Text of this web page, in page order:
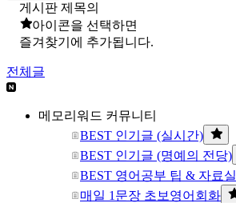
게시판 제목의
아이콘을 선택하면
즐겨찾기에 추가됩니다.
전체글
메모리워드 커뮤니티
BEST 인기글 (실시간)
BEST 인기글 (명예의 전당)
BEST 영어공부 팁 & 자료실
매일 1문장 초보영어회화